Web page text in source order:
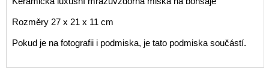
Rozměry 27 x 21 x 11 cm
Pokud je na fotografii i podmiska, je tato podmiska součástí.